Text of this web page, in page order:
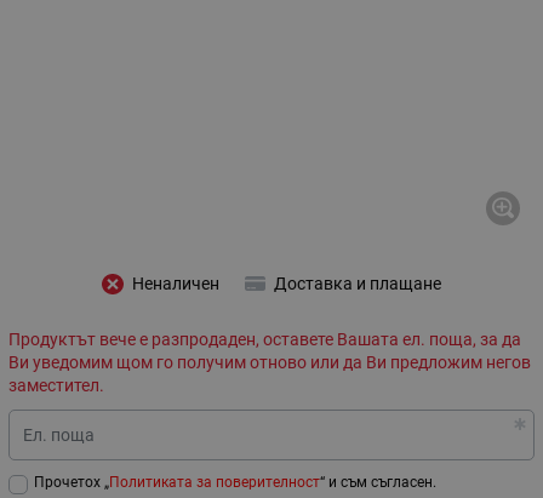
Неналичен Доставка и плащане
Продуктът вече е разпродаден, оставете Вашата ел. поща, за да
Ви уведомим щом го получим отново или да Ви предложим негов
заместител.
Ел. поща
Прочетох „Политиката за поверителност“ и съм съгласен.